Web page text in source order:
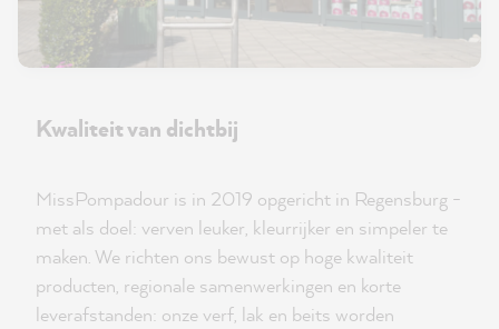
Kwaliteit van dichtbij
MissPompadour is in 2019 opgericht in Regensburg -
met als doel: verven leuker, kleurrijker en simpeler te
maken. We richten ons bewust op hoge kwaliteit
producten, regionale samenwerkingen en korte
leverafstanden: onze verf, lak en beits worden